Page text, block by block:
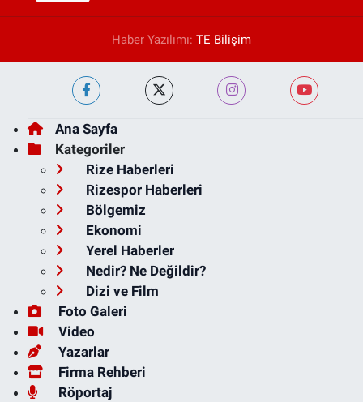
Haber Yazılımı: TE Bilişim
Ana Sayfa
Kategoriler
Rize Haberleri
Rizespor Haberleri
Bölgemiz
Ekonomi
Yerel Haberler
Nedir? Ne Değildir?
Dizi ve Film
Foto Galeri
Video
Yazarlar
Firma Rehberi
Röportaj